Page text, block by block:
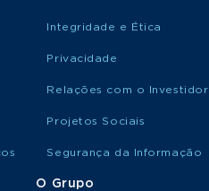
Integridade e Ética
Privacidade
Relações com o Investidor
Projetos Sociais
Segurança da Informação
O Grupo